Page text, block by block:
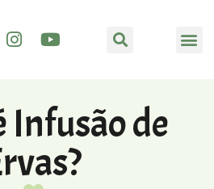
Infusão de